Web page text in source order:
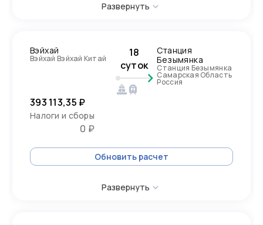
Развернуть
Вэйхай
Вэйхай Вэйхай Китай
18
суток
Станция
Безымянка
Станция Безымянка
Самарская Область
Россия
393 113,35 ₽
Налоги и сборы
0 ₽
Обновить расчет
Развернуть